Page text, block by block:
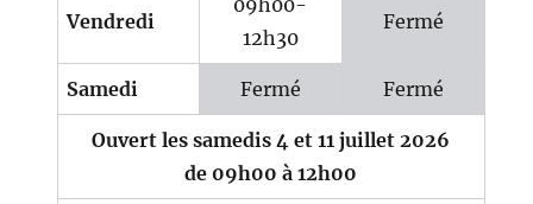
Vendredi
09h00-
12h30
Fermé
Samedi Fermé Fermé
Ouvert les samedis 4 et 11 juillet 2026
de 09h00 à 12h00